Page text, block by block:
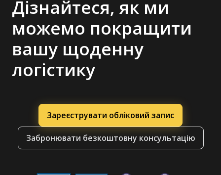
Дізнайтеся, як ми
можемо покращити
вашу щоденну
логістику
Зареєструвати обліковий запис
Забронювати безкоштовну консультацію